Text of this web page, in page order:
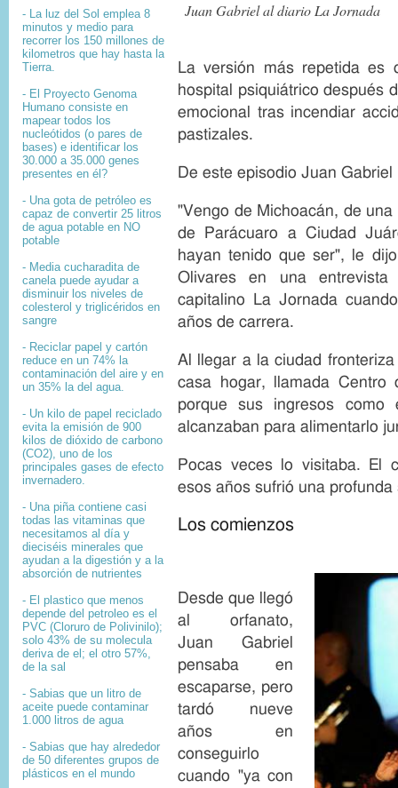
- La luz del Sol emplea 8
minutos y medio para
recorrer los 150 millones de
kilometros que hay hasta la
Tierra.
- El
Proyecto Genoma
Humano consiste en
mapear todos los
nucleótidos (o pares de
bases) e identificar los
30.000 a 35.000 genes
presentes en él?
- Una gota de petróleo es
capaz de convertir 25 litros
de agua potable en NO
potable
- Media cucharadita de
canela puede ayudar a
disminuir los niveles de
colesterol y triglicéridos en
sangre
- Reciclar papel y cartón
reduce en un 74% la
contaminación del aire y en
un 35% la del agua.
- Un kilo de papel reciclado
evita la emisión de 900
kilos de dióxido de carbono
(CO2), uno de los
principales gases de efecto
invernadero.
- Una piña contiene casi
todas las vitaminas que
necesitamos al día y
dieciséis minerales que
ayudan a la digestión y a la
absorción de nutrientes
- El plastico que menos
depende del petroleo es el
PVC (Cloruro de Polivinilo);
solo 43% de su molecula
deriva de el; el otro 57%,
de la sal
- Sabias que un litro de
aceite puede contaminar
1.000 litros de agua
- Sabias que hay alrededor
de 50 diferentes grupos de
plásticos en el mundo
Juan Gabriel al diario La Jornada
La versión más repetida es
hospital psiquiátrico después
emocional tras incendiar
pastizales.
De este episodio Juan
"Vengo de Michoacán, de
de Parácuaro a Ciudad
hayan tenido que ser", le
Olivares en una
capitalino La Jornada
años de carrera.
Al llegar a la ciudad
casa hogar, llamada Centro
porque sus ingresos como
alcanzaban para alimentarlo
Pocas veces lo visitaba. El
esos años sufrió una profunda
Los comienzos
Desde que llegó
al orfanato,
Juan Gabriel
pensaba en
escaparse, pero
tardó nueve
años en
conseguirlo
cuando "ya con